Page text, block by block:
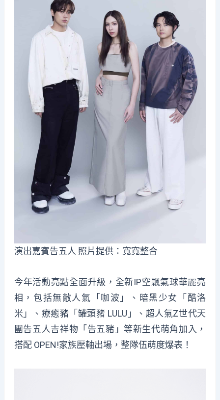
演出嘉賓告五人 照片提供：寬寬整合
今年活動亮點全面升級，全新IP空飄氣球華麗亮
相，包括無敵人氣「咖波」、暗黑少女「酷洛
米」、療癒豬「罐頭豬 LULU」、超人氣Z世代天
團告五人吉祥物「告五豬」等新生代萌角加入，
搭配 OPEN!家族壓軸出場，整隊伍萌度爆表！